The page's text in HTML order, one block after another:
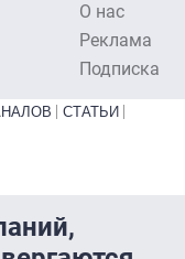
О нас
Реклама
Подписка
СТАТЬИ